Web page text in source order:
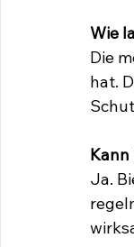
Wie
Die
hat.
Ja.